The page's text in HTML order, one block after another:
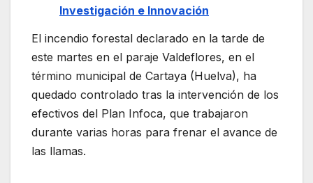
Investigación e Innovación
El incendio forestal declarado en la tarde de
este martes en el paraje Valdeflores, en el
término municipal de Cartaya (Huelva), ha
quedado controlado tras la intervención de los
efectivos del Plan Infoca, que trabajaron
durante varias horas para frenar el avance de
las llamas.